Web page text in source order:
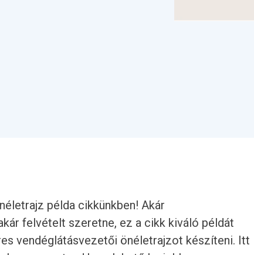
példa cikkünkben! Akár
felvételt szeretne, ez a cikk kiváló példát
vendéglátásvezetői önéletrajzot készíteni. Itt